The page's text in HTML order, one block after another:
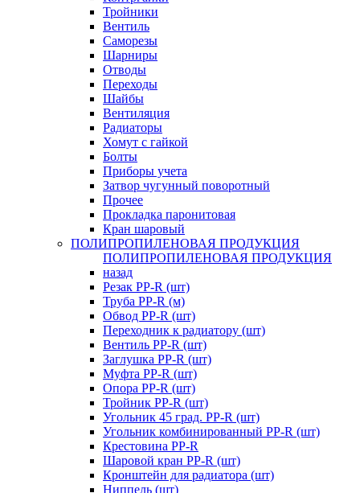
Тройники
Вентиль
Саморезы
Шарниры
Отводы
Переходы
Шайбы
Вентиляция
Радиаторы
Хомут с гайкой
Болты
Приборы учета
Затвор чугунный поворотный
Прочее
Прокладка паронитовая
Кран шаровый
ПОЛИПРОПИЛЕНОВАЯ ПРОДУКЦИЯ
ПОЛИПРОПИЛЕНОВАЯ ПРОДУКЦИЯ
назад
Резак PP-R (шт)
Труба PP-R (м)
Обвод PP-R (шт)
Переходник к радиатору (шт)
Вентиль PP-R (шт)
Заглушка PP-R (шт)
Муфта PP-R (шт)
Опора PP-R (шт)
Тройник PP-R (шт)
Угольник 45 град. PP-R (шт)
Угольник комбинированный PP-R (шт)
Крестовина PP-R
Шаровой кран PP-R (шт)
Кронштейн для радиатора (шт)
Ниппель (шт)